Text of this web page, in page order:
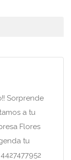
Sorprende
a tu
Flores
tu
4427477952